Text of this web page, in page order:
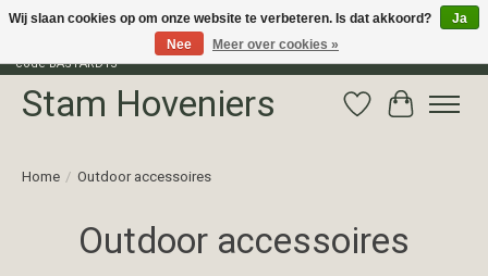
Profiteer van 15% korting op het gehele assortiment van The Bastard met
code BASTARD15
Stam Hoveniers Verlanglijst
Home / Outdoor accessoires
Outdoor accessoires
Wij slaan cookies op om onze website te verbeteren. Is dat akkoord?
Ja
Nee
Meer over cookies »